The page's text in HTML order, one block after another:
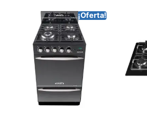
¡Oferta!